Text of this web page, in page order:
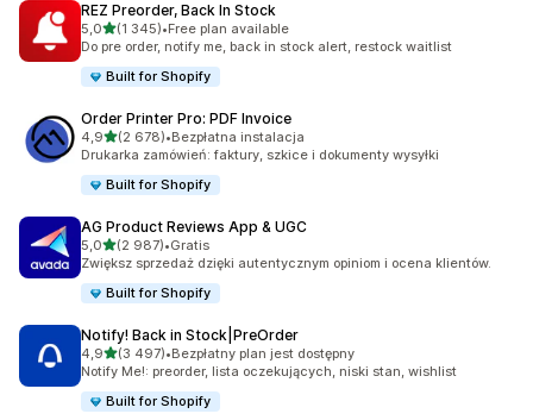
REZ Preorder, Back In Stock
5,0na 5 gwiazdek
(1 345)
Łączna liczba recenzji: 1345
•Free plan available
Do pre order, notify me, back in stock alert, restock waitlist
Built for Shopify
Order Printer Pro: PDF Invoice
4,9na 5 gwiazdek
(2 678)
Łączna liczba recenzji: 2678
•Bezpłatna instalacja
Drukarka zamówień: faktury, szkice i dokumenty wysyłki
Built for Shopify
AG Product Reviews App & UGC
5,0na 5 gwiazdek
(2 987)
Łączna liczba recenzji: 2987
•Gratis
Zwiększ sprzedaż dzięki autentycznym opiniom i ocena klientów.
Built for Shopify
Notify! Back in Stock|PreOrder
4,9na 5 gwiazdek
(3 497)
Łączna liczba recenzji: 3497
•Bezpłatny plan jest dostępny
Notify Me!: preorder, lista oczekujących, niski stan, wishlist
Built for Shopify